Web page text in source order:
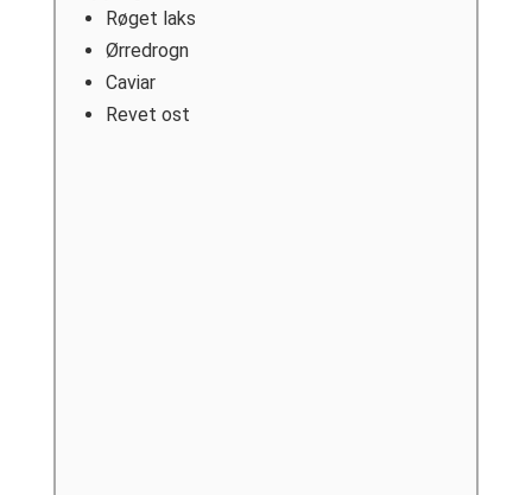
Røget laks
Ørredrogn
Caviar
Revet ost